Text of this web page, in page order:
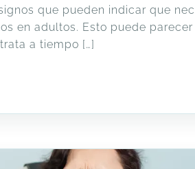
que pueden indicar que
en adultos. Esto puede
a tiempo […]